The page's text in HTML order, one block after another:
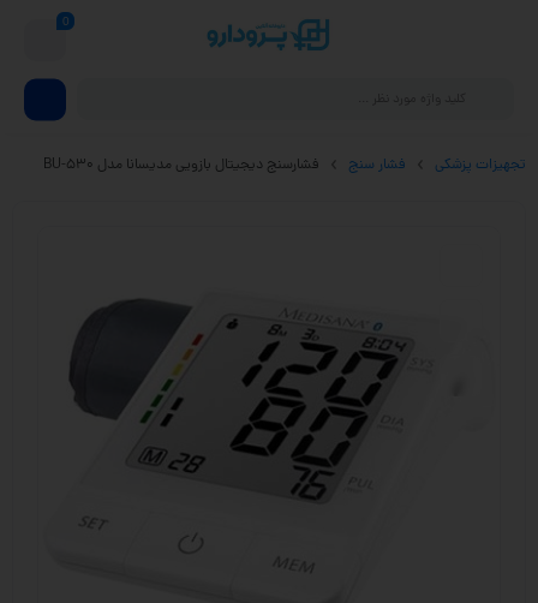
0
تجهیزات پزشکی فشار سنج فشارسنج دیجیتال بازویی مدیسانا مدل BU-530